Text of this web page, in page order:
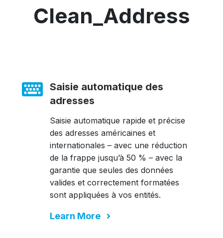
Clean_Address
Saisie automatique des
adresses
Saisie automatique rapide et précise
des adresses américaines et
internationales – avec une réduction
de la frappe jusqu’à 50 % – avec la
garantie que seules des données
valides et correctement formatées
sont appliquées à vos entités.
Learn More